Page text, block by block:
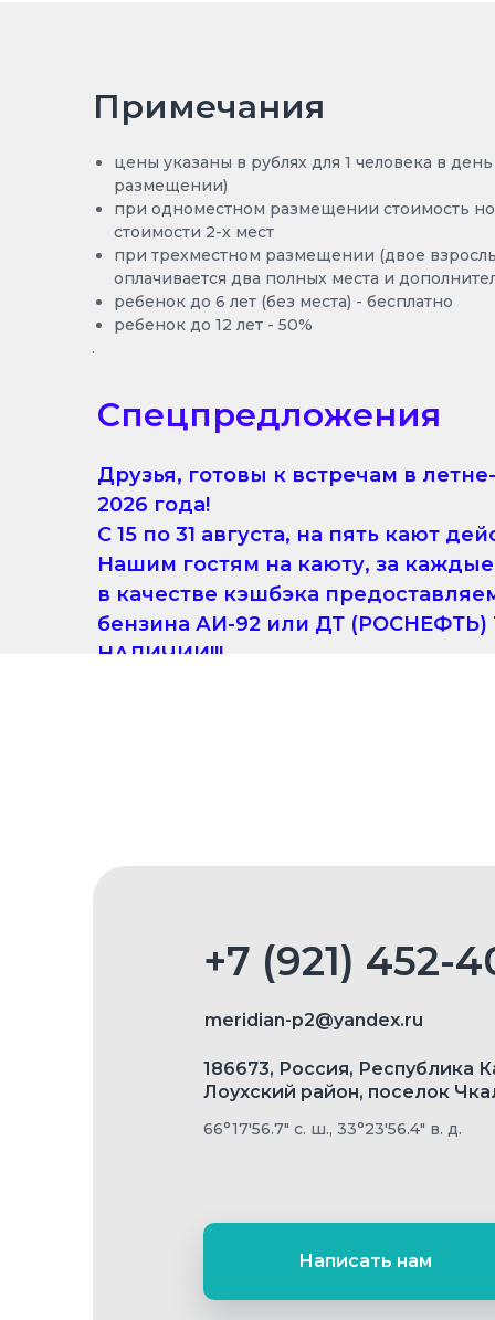
Примечания
Спецпредложения
цены указаны в рублях для 1 человека в
размещении)
при одноместном размещении стоимость
стоимости 2-х мест
при трехместном размещении (двое
оплачивается два полных места и
ребенок до 6 лет (без места) - бесплатно
ребенок до 12 лет - 50%
.
Друзья, готовы к встречам в
2026 года!
С 15 по 31 августа, на пять кают
Нашим гостям на каюту, за
в качестве кэшбэка
бензина АИ-92 или ДТ
НАЛИЧИИ!!!
+7 (921) 452-
meridian-p2@yandex.ru
186673, Россия, Республика
Лоухский район, поселок
66°17′56.7″ с. ш., 33°23′56.4″ в. д.
Написать нам